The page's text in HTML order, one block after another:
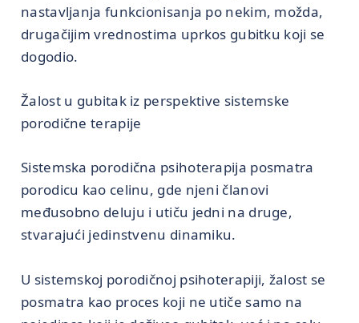
nastavljanja funkcionisanja po nekim, možda,
drugačijim vrednostima uprkos gubitku koji se
dogodio.
Žalost u gubitak iz perspektive sistemske
porodične terapije
Sistemska porodična psihoterapija posmatra
porodicu kao celinu, gde njeni članovi
međusobno deluju i utiču jedni na druge,
stvarajući jedinstvenu dinamiku.
U sistemskoj porodičnoj psihoterapiji, žalost se
posmatra kao proces koji ne utiče samo na